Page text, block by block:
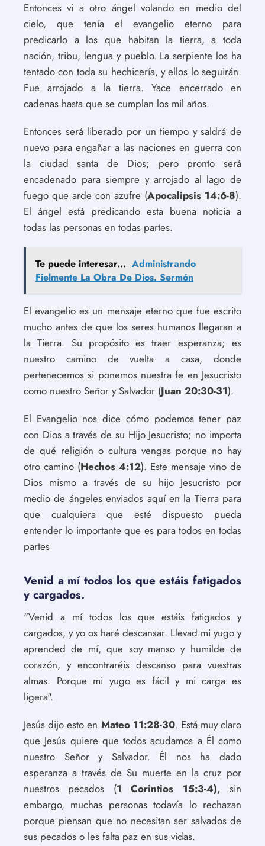
Entonces vi a otro ángel volando en medio del
cielo, que tenía el evangelio eterno para
predicarlo a los que habitan la tierra, a toda
nación, tribu, lengua y pueblo. La serpiente los ha
tentado con toda su hechicería, y ellos lo seguirán.
Fue arrojado a la tierra. Yace encerrado en
cadenas hasta que se cumplan los mil años.
Entonces será liberado por un tiempo y saldrá de
nuevo para engañar a las naciones en guerra con
la ciudad santa de Dios; pero pronto será
encadenado para siempre y arrojado al lago de
fuego que arde con azufre (Apocalipsis 14:6-8).
El ángel está predicando esta buena noticia a
todas las personas en todas partes.
Te puede interesar... Administrando
Fielmente La Obra De Dios. Sermón
El evangelio es un mensaje eterno que fue escrito
mucho antes de que los seres humanos llegaran a
la Tierra. Su propósito es traer esperanza; es
nuestro camino de vuelta a casa, donde
pertenecemos si ponemos nuestra fe en Jesucristo
como nuestro Señor y Salvador (Juan 20:30-31).
El Evangelio nos dice cómo podemos tener paz
con Dios a través de su Hijo Jesucristo; no importa
de qué religión o cultura vengas porque no hay
otro camino (Hechos 4:12). Este mensaje vino de
Dios mismo a través de su hijo Jesucristo por
medio de ángeles enviados aquí en la Tierra para
que cualquiera que esté dispuesto pueda
entender lo importante que es para todos en todas
partes
Venid a mí todos los que estáis fatigados
y cargados.
"Venid a mí todos los que estáis fatigados y
cargados, y yo os haré descansar. Llevad mi yugo y
aprended de mí, que soy manso y humilde de
corazón, y encontraréis descanso para vuestras
almas. Porque mi yugo es fácil y mi carga es
ligera".
Jesús dijo esto en Mateo 11:28-30. Está muy claro
que Jesús quiere que todos acudamos a Él como
nuestro Señor y Salvador. Él nos ha dado
esperanza a través de Su muerte en la cruz por
nuestros pecados (1 Corintios 15:3-4), sin
embargo, muchas personas todavía lo rechazan
porque piensan que no necesitan ser salvados de
sus pecados o les falta paz en sus vidas.